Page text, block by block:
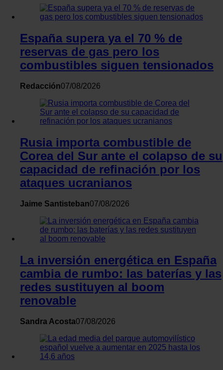
contenido y los anuncios, ofrecer funciones de redes
y analizar el tráfico. Además, compartimos información
el uso que haga del sitio web con nuestros partners de redes
sociales, publicidad y análisis web, quienes pueden
con otra información que les haya proporcionado o que
recopilado a partir del uso que haya hecho de sus servicios.
España supera ya el 70 % de
reservas de gas pero los
combustibles siguen tensionados
Redacción07/08/2026
Rusia importa combustible de
Corea del Sur ante el colapso de su
capacidad de refinación por los
ataques ucranianos
Jaime Santisteban07/08/2026
La inversión energética en España
cambia de rumbo: las baterías y las
redes sustituyen al boom
renovable
Sandra Acosta07/08/2026